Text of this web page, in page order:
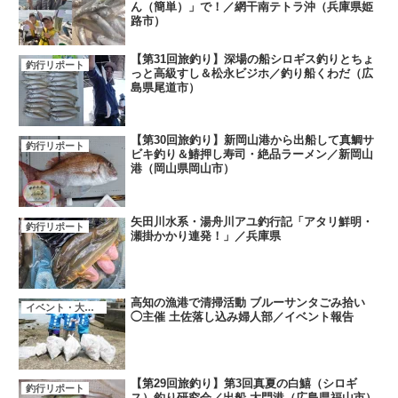
ん（簡単）」で！／網干南テトラ沖（兵庫県姫
路市）
釣行リポート
【第31回旅釣り】深場の船シロギス釣りとちょ
っと高級すし＆松永ビジホ／釣り船くわだ（広
島県尾道市）
釣行リポート
【第30回旅釣り】新岡山港から出船して真鯛サ
ビキ釣り＆鰆押し寿司・絶品ラーメン／新岡山
港（岡山県岡山市）
釣行リポート
矢田川水系・湯舟川アユ釣行記「アタリ鮮明・
瀬掛かかり連発！」／兵庫県
イベント・大会・キャンペーン
高知の漁港で清掃活動 ブルーサンタごみ拾い
◯主催 土佐落し込み婦人部／イベント報告
釣行リポート
【第29回旅釣り】第3回真夏の白鱚（シロギ